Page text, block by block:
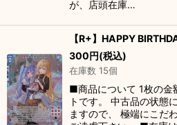
が、店頭在庫…
【R+】HAPPY
300円(税込)
在庫数 15個
■商品について 1枚の金
トです。 中古品の状態
ますので、 極端にこだ